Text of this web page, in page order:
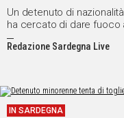
Un detenuto di
ha cercato di dare fuoco
carcere di Bancali, a
Redazione Sardegna Live
IN SARDEGNA